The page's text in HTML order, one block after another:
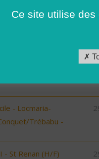
- Plouarzel/Lampaul-
- Plourin, Brélès,
- CDI ou CDD
- Locmaria-
Trébabu -
- St Renan (H/F)
Ce site utilise